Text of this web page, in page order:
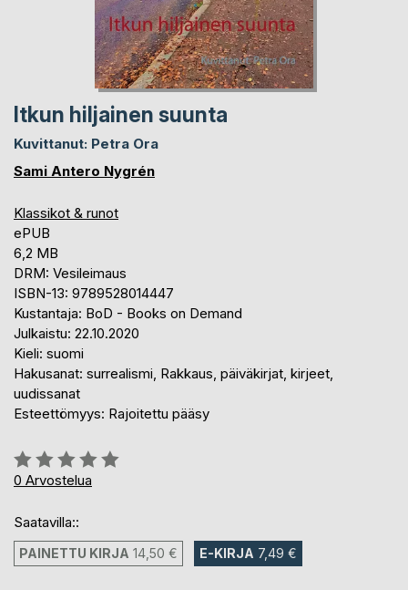
Itkun hiljainen suunta
Kuvittanut: Petra Ora
Sami Antero Nygrén
Klassikot & runot
ePUB
6,2 MB
DRM: Vesileimaus
ISBN-13: 9789528014447
Kustantaja: BoD - Books on Demand
Julkaistu: 22.10.2020
Kieli: suomi
Hakusanat: surrealismi, Rakkaus, päiväkirjat, kirjeet,
uudissanat
Esteettömyys: Rajoitettu pääsy
Arvostelu::
0%
0 Arvostelua
Saatavilla::
PAINETTU KIRJA 14,50 € E-KIRJA 7,49 €